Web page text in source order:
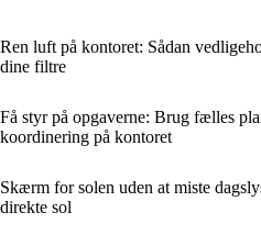
Ren luft på kontoret: Sådan
dine filtre
Få styr på opgaverne: Brug fælles
koordinering på kontoret
Skærm for solen uden at miste
direkte sol